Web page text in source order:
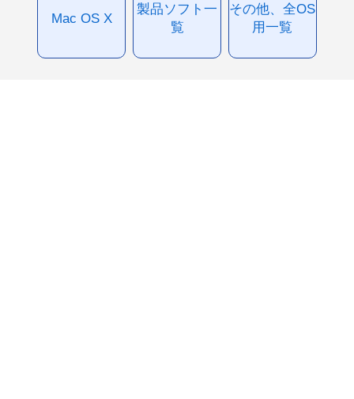
Mac OS X
製品ソフト一
覧
その他、全OS
用一覧